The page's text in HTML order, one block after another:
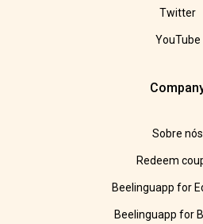
Twitter
YouTube
Sobre nós
Redeem
Beelinguapp for
Beelinguapp for